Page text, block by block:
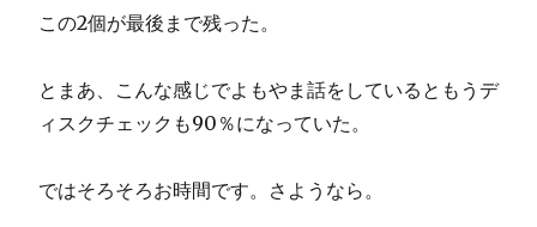
この2個が最後まで残った。
とまあ、こんな感じでよもやま話をしているともうデ
ィスクチェックも90％になっていた。
ではそろそろお時間です。さようなら。